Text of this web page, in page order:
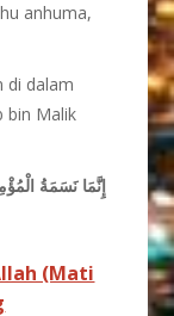
anhuma,
di dalam
bin Malik
إِنَّمَا نَسَمَةُ
(Mati